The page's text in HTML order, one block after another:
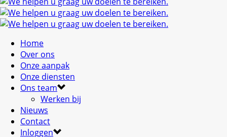
Home
Over ons
Onze aanpak
Onze diensten
Ons team
Werken bij
Nieuws
Contact
Inloggen